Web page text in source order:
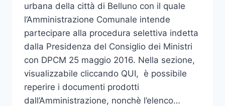
urbana della città di Belluno con il quale
l’Amministrazione Comunale intende
partecipare alla procedura selettiva indetta
dalla Presidenza del Consiglio dei Ministri
con DPCM 25 maggio 2016. Nella sezione,
visualizzabile cliccando QUI, è possibile
reperire i documenti prodotti
dall’Amministrazione, nonchè l’elenco…